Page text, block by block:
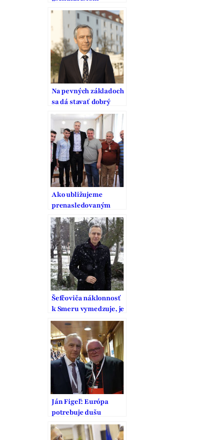
prekáža, žeby sa
inštitúcie EÚ mali
systematicky
zaoberať
náboženstvom
Na pevných základoch
sa dá stavať dobrý
domov
Ako ubližujeme
prenasledovaným
kresťanom?
Ľahostajnosťou,
nevedomosťou a
strachom
Šefčoviča náklonnosť
k Smeru vymedzuje, je
to pritom strana
vodcovského typu
Ján Figeľ: Európa
potrebuje dušu